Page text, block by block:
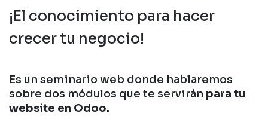
¡El conocimiento para hacer
crecer tu negocio!
Es un seminario web donde hablaremos
sobre dos módulos que te servirán para tu
website en Odoo.